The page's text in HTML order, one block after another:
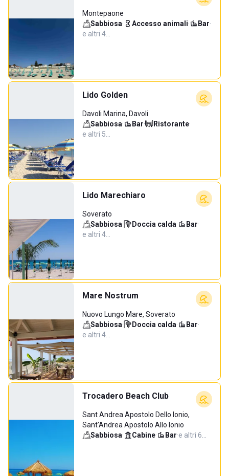
Montepaone
Sabbiosa· Accesso animali· Bar·
e altri 4…
Lido Golden
Davoli Marina, Davoli
Sabbiosa· Bar· Ristorante·
e altri 5…
Lido Marechiaro
Soverato
Sabbiosa· Doccia calda· Bar·
e altri 4…
Mare Nostrum
Nuovo Lungo Mare, Soverato
Sabbiosa· Doccia calda· Bar·
e altri 4…
Trocadero Beach Club
Sant Andrea Apostolo Dello Ionio,
Sant'Andrea Apostolo Allo Ionio
Sabbiosa· Cabine· Bar·e altri 6…